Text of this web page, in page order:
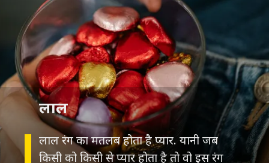
लाल रंग का मतलब होता है प्यार. यानी जब
किसी को किसी से प्यार होता है तो वो इस रंग
लाल